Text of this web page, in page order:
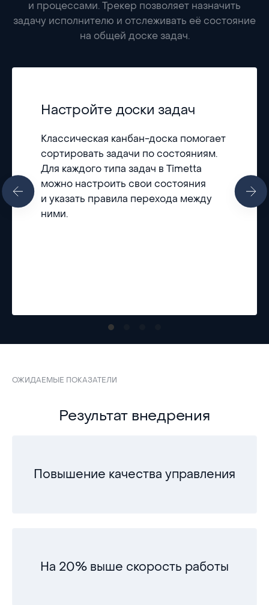
и процессами. Трекер позволяет назначить
задачу исполнителю и отслеживать её состояние
на общей доске задач.
Настройте доски задач
Классическая канбан-доска помогает
сортировать задачи по состояниям.
Для каждого типа задач в Timetta
можно настроить свои состояния
и указать правила перехода между
ними.
ОЖИДАЕМЫЕ ПОКАЗАТЕЛИ
Результат внедрения
Повышение качества управления
На 20% выше скорость работы